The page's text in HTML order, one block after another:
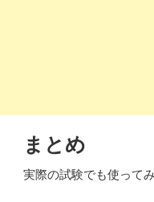
まとめ
実際の試験でも使って